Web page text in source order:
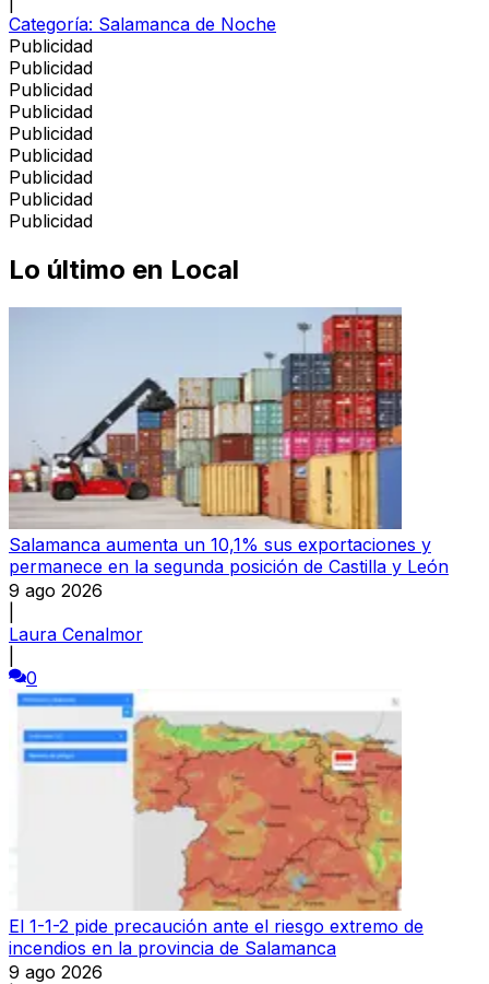
Categoría: Salamanca de Noche
Publicidad
Publicidad
Publicidad
Publicidad
Publicidad
Publicidad
Publicidad
Publicidad
Publicidad
Lo último en Local
Salamanca aumenta un 10,1% sus exportaciones y
permanece en la segunda posición de Castilla y León
9 ago 2026
Laura Cenalmor
0
El 1-1-2 pide precaución ante el riesgo extremo de
incendios en la provincia de Salamanca
9 ago 2026